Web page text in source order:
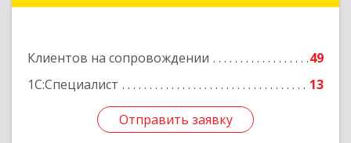
Клиентов на сопровождении
49
1С:Специалист
13
Отправить заявку
Подробнее
Отправить заявку